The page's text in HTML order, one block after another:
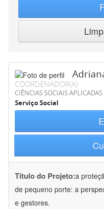
COORDENADOR(A)
CIÊNCIAS SOCIAIS APLICADAS
Serviço Social
Título do Projeto:a
de pequeno porte: a
e gestores.